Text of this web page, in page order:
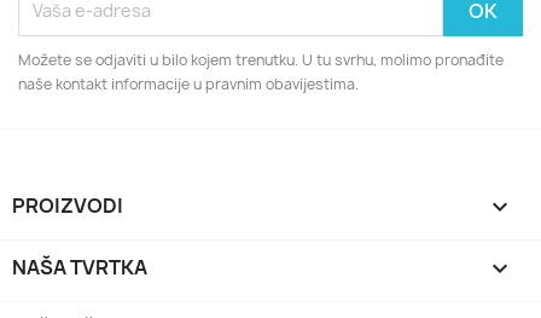
Možete se odjaviti u bilo kojem trenutku. U tu svrhu, molimo pronađite
naše kontakt informacije u pravnim obavijestima.
PROIZVODI 
NAŠA TVRTKA 